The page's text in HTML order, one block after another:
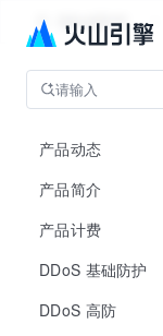
DDoS防护
请输入
产品动态
产品简介
产品计费
DDoS 基础防护
DDoS 高防